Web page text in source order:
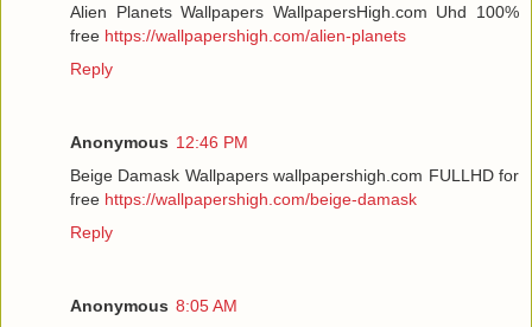
Alien Planets Wallpapers WallpapersHigh.com Uhd 100%
free https://wallpapershigh.com/alien-planets
Reply
Anonymous 12:46 PM
Beige Damask Wallpapers wallpapershigh.com FULLHD for
free https://wallpapershigh.com/beige-damask
Reply
Anonymous 8:05 AM